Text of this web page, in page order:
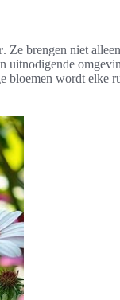
. Ze brengen niet
uitnodigende
bloemen wordt elke